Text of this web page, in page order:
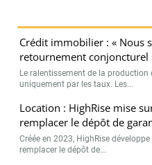
Crédit immobilier : « Nous
retournement conjoncturel
Le ralentissement de la production
uniquement par les taux. Les...
Location : HighRise mise
remplacer le dépôt de
Créée en 2023, HighRise
remplacer le dépôt de...